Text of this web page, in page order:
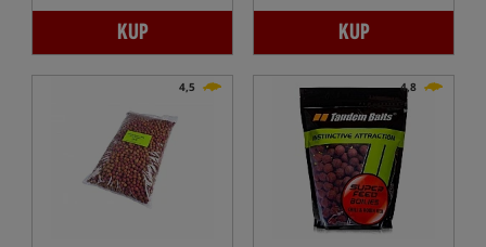
KUP KUP
4,5 4,8